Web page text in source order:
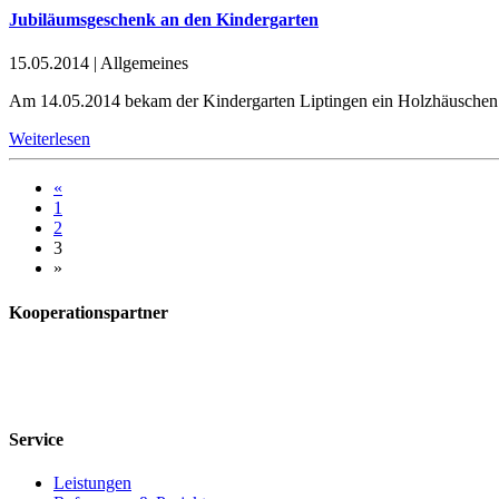
Jubiläumsgeschenk an den Kindergarten
15.05.2014 | Allgemeines
Am 14.05.2014 bekam der Kindergarten Liptingen ein
Weiterlesen
«
1
2
3
»
Kooperationspartner
Service
Leistungen